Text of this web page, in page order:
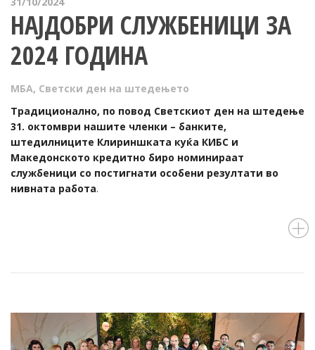
НАЈДОБРИ СЛУЖБЕНИЦИ ЗА
2024 ГОДИНА
МБА, Светски ден на штедењето
Традиционално, по повод Светскиот ден на штедење
31. октомври нашите членки – банките,
штедилниците Клириншката куќа КИБС и
Македонското кредитно биро номинираат
службеници со постигнати особени резултати во
нивната работа.